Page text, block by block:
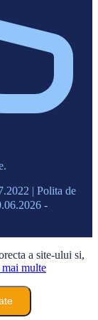
| Polita de
-
a site-ului si,
multe